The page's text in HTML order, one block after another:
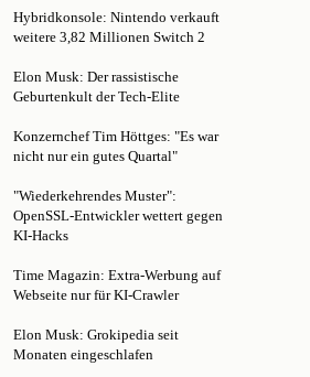
weitere 3,82 Millionen Switch 2
Elon Musk: Der rassistische
Geburtenkult der Tech-Elite
nicht nur ein gutes Quartal"
"Wiederkehrendes Muster":
OpenSSL-Entwickler wettert gegen
KI-Hacks
Webseite nur für KI-Crawler
Monaten eingeschlafen
Schweiz: Bundesamt für Informatik